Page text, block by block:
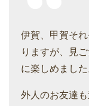
伊賀、甲賀そ
りますが、見
に楽しめました
外人のお友達